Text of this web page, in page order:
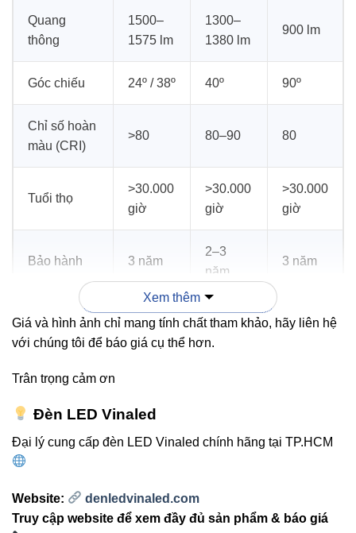
Quang
thông
1500–
1575 lm
1300–
1380 lm
900 lm
Góc chiếu 24º / 38º 40º 90º
Chỉ số hoàn
màu (CRI)
>80 80–90 80
Tuổi thọ
>30.000
giờ
>30.000
giờ
>30.000
giờ
Bảo hành 3 năm
2–3
năm
3 năm
3. Ứng dụng thực tế
Phòng khách, phòng ngủ – ánh sáng dịu, tạo không
Nhà bếp, phòng học – ánh sáng tập trung, bảo vệ
mắt.
cao trải nghiệm khách hàng.
Xem thêm
Giá và hình ảnh chỉ mang tính chất tham khảo, hãy liên hệ
với chúng tôi để báo giá cụ thể hơn.
Trân trọng cảm ơn
Đèn LED Vinaled
Đại lý cung cấp đèn LED Vinaled chính hãng tại TP.HCM
Website:
denledvinaled.com
Truy cập website để xem đầy đủ sản phẩm & báo giá